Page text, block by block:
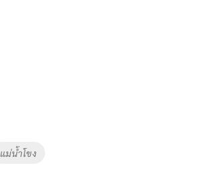
แม่น้ำโขง